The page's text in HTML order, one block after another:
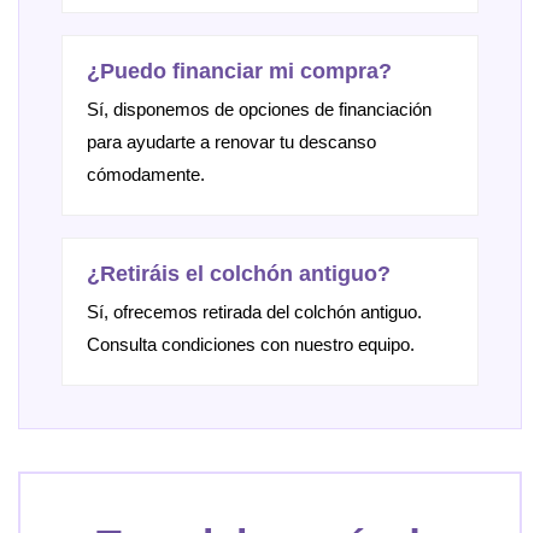
¿Puedo financiar mi compra?
Sí, disponemos de opciones de financiación
para ayudarte a renovar tu descanso
cómodamente.
¿Retiráis el colchón antiguo?
Sí, ofrecemos retirada del colchón antiguo.
Consulta condiciones con nuestro equipo.